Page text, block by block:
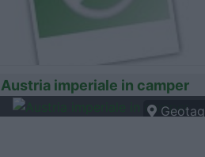
Austria imperiale in camper
Geotag